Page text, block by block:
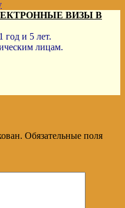
ВИЗЫ В
год и 5 лет.
лицам.
Обязательные поля